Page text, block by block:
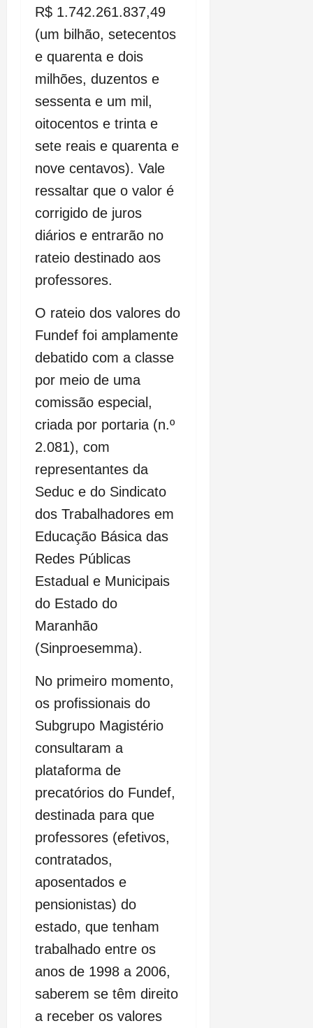
R$ 1.742.261.837,49
(um bilhão, setecentos
e quarenta e dois
milhões, duzentos e
sessenta e um mil,
oitocentos e trinta e
sete reais e quarenta e
nove centavos). Vale
ressaltar que o valor é
corrigido de juros
diários e entrarão no
rateio destinado aos
professores.
O rateio dos valores do
Fundef foi amplamente
debatido com a classe
por meio de uma
comissão especial,
criada por portaria (n.º
2.081), com
representantes da
Seduc e do Sindicato
dos Trabalhadores em
Educação Básica das
Redes Públicas
Estadual e Municipais
do Estado do
Maranhão
(Sinproesemma).
No primeiro momento,
os profissionais do
Subgrupo Magistério
consultaram a
plataforma de
precatórios do Fundef,
destinada para que
professores (efetivos,
contratados,
aposentados e
pensionistas) do
estado, que tenham
trabalhado entre os
anos de 1998 a 2006,
saberem se têm direito
a receber os valores